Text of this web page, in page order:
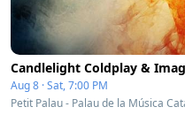
Aug 8 · Sat, 7:00 PM